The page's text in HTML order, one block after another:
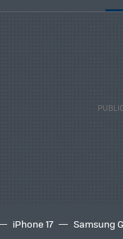
iPhone 17 Samsung